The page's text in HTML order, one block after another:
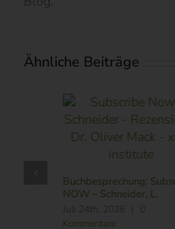
Ähnliche Beiträge
Buchbesprechung: Subscribe
NOW – Schneider, L.
Kommentare